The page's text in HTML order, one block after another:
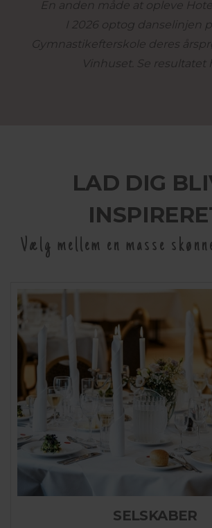
En anden måde at opleve
I 2026 optog danselinjen
Gymnastikefterskole deres
Vinhuset. Se resultatet
LAD DIG
Vælg mellem en masse
SELSKABER